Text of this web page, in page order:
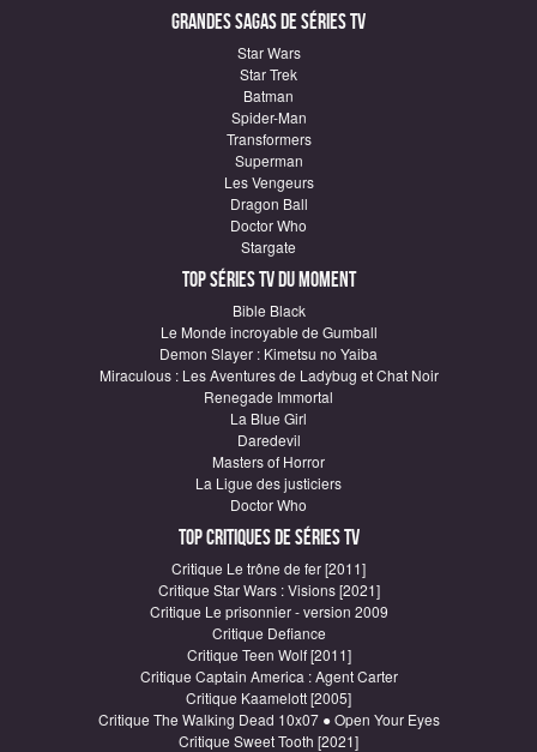
Grandes sagas de Séries TV
Star Wars
Star Trek
Batman
Spider-Man
Transformers
Superman
Les Vengeurs
Dragon Ball
Doctor Who
Stargate
Top Séries TV du moment
Bible Black
Le Monde incroyable de Gumball
Demon Slayer : Kimetsu no Yaiba
Miraculous : Les Aventures de Ladybug et Chat Noir
Renegade Immortal
La Blue Girl
Daredevil
Masters of Horror
La Ligue des justiciers
Doctor Who
Top critiques de Séries TV
Critique Le trône de fer [2011]
Critique Star Wars : Visions [2021]
Critique Le prisonnier - version 2009
Critique Defiance
Critique Teen Wolf [2011]
Critique Captain America : Agent Carter
Critique Kaamelott [2005]
Critique The Walking Dead 10x07 ● Open Your Eyes
Critique Sweet Tooth [2021]